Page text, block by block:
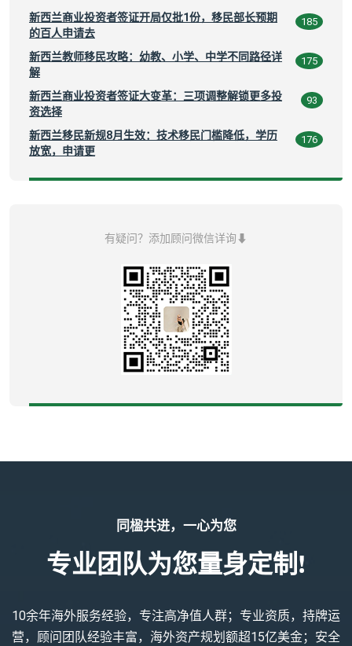
新西兰商业投资者签证开局仅批1份，移民部长预期
的百人申请去
185
新西兰教师移民攻略：幼教、小学、中学不同路径详
解
175
新西兰商业投资者签证大变革：三项调整解锁更多投
资选择
93
新西兰移民新规8月生效：技术移民门槛降低，学历
放宽，申请更
176
有疑问？添加顾问微信详询⬇
同楹共进，一心为您
专业团队为您量身定制!
10余年海外服务经验，专注高净值人群；专业资质，持牌运
营，顾问团队经验丰富，海外资产规划额超15亿美金；安全